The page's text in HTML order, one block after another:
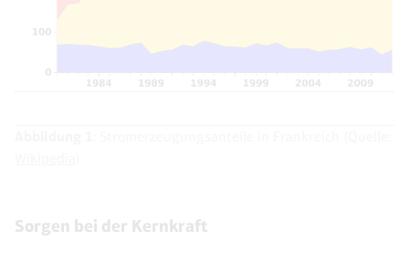
Sorgen bei der Kernkraft